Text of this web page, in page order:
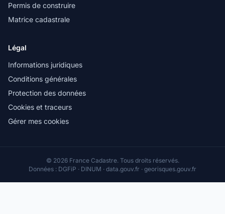
Permis de construire
Matrice cadastrale
Légal
Informations juridiques
Conditions générales
Protection des données
Cookies et traceurs
Gérer mes cookies
© 2026 France Cadastre. Tous droits réservés.
Données : DGFiP · DINUM · data.gouv.fr · georisques.gouv.fr